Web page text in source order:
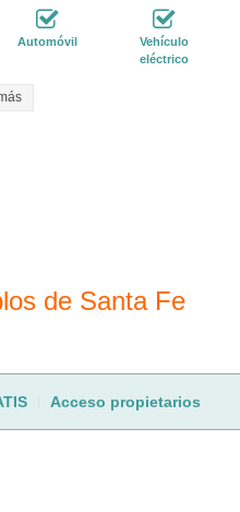
Automóvil
Vehículo
eléctrico
de Santa Fe
Acceso propietarios